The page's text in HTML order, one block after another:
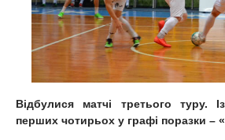
Відбулися матчі третього туру.
перших чотирьох у графі поразки –